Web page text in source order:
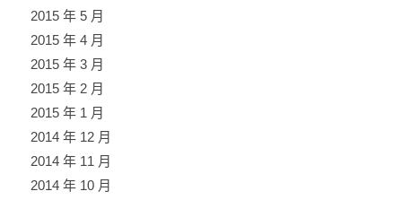
2015 年 5 月
2015 年 4 月
2015 年 3 月
2015 年 2 月
2015 年 1 月
2014 年 12 月
2014 年 11 月
2014 年 10 月